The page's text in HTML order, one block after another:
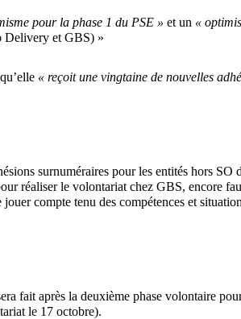
pour la phase 1 du PSE » et un «
Delivery et GBS) »
« reçoit une vingtaine de nouvelles
surnuméraires pour les entités hors
réaliser le volontariat chez GBS, encore
jouer compte tenu des compétences et
fait après la deuxième phase volontaire
le 17 octobre).